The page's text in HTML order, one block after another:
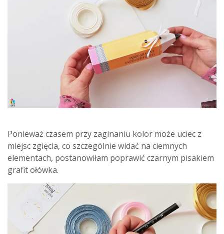
Ponieważ czasem przy zaginaniu kolor może uciec z
miejsc zgięcia, co szczególnie widać na ciemnych
elementach, postanowiłam poprawić czarnym pisakiem
grafit ołówka.